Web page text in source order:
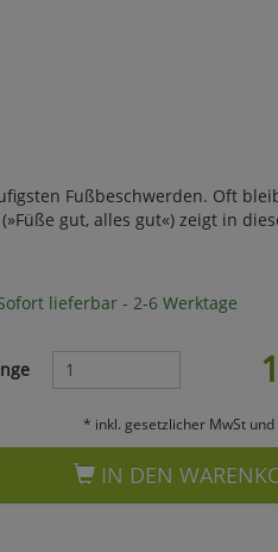
Fußbeschwerden. Oft
gut, alles gut«) zeigt in
lieferbar - 2-6 Werktage
* inkl. gesetzlicher MwSt und
IN DEN